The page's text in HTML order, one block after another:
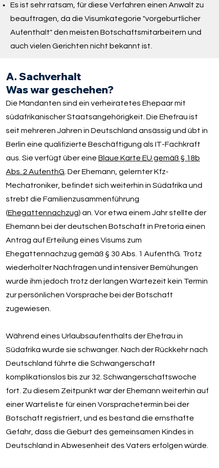
Es ist sehr ratsam, für diese Verfahren einen Anwalt zu
beauftragen, da die Visumkategorie "vorgeburtlicher
Aufenthalt" den meisten Botschaftsmitarbeitern und
auch vielen Gerichten nicht bekannt ist.
A. Sachverhalt
Was war geschehen?
Die Mandanten sind ein verheiratetes Ehepaar mit
südafrikanischer Staatsangehörigkeit. Die Ehefrau ist
seit mehreren Jahren in Deutschland ansässig und übt in
Berlin eine qualifizierte Beschäftigung als IT-Fachkraft
aus. Sie verfügt über eineBlaue Karte EU gemäß § 18b
Abs. 2 AufenthG . Der Ehemann, gelernter Kfz-
Mechatroniker, befindet sich weiterhin in Südafrika und
strebt die Familienzusammenführung
(Ehegattennachzug) an. Vor etwa einem Jahr stellte der
Ehemann bei der deutschen Botschaft in Pretoria einen
Antrag auf Erteilung eines Visums zum
Ehegattennachzug gemäß § 30 Abs. 1 AufenthG. Trotz
wiederholter Nachfragen und intensiver Bemühungen
wurde ihm jedoch trotz der langen Wartezeit kein Termin
zur persönlichen Vorsprache bei der Botschaft
zugewiesen.
Während eines Urlaubsaufenthalts der Ehefrau in
Südafrika wurde sie schwanger. Nach der Rückkehr nach
Deutschland führte die Schwangerschaft
komplikationslos bis zur 32. Schwangerschaftswoche
fort. Zu diesem Zeitpunkt war der Ehemann weiterhin auf
einer Warteliste für einen Vorsprachetermin bei der
Botschaft registriert, und es bestand die ernsthafte
Gefahr, dass die Geburt des gemeinsamen Kindes in
Deutschland in Abwesenheit des Vaters erfolgen würde.